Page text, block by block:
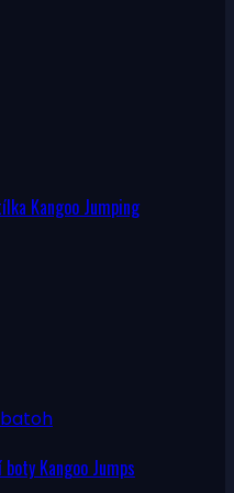
Kangoo Jumping
Kangoo Jumps